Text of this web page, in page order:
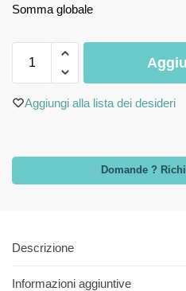
Somma globale
Aggiungi alla lista dei desideri
Domande ?
Descrizione
Informazioni aggiuntive